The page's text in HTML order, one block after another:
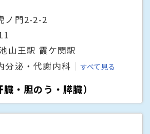
ノ門2-2-2
山王駅 霞ケ関駅
分泌・代謝内科 すべて見る
・胆のう・膵臓）